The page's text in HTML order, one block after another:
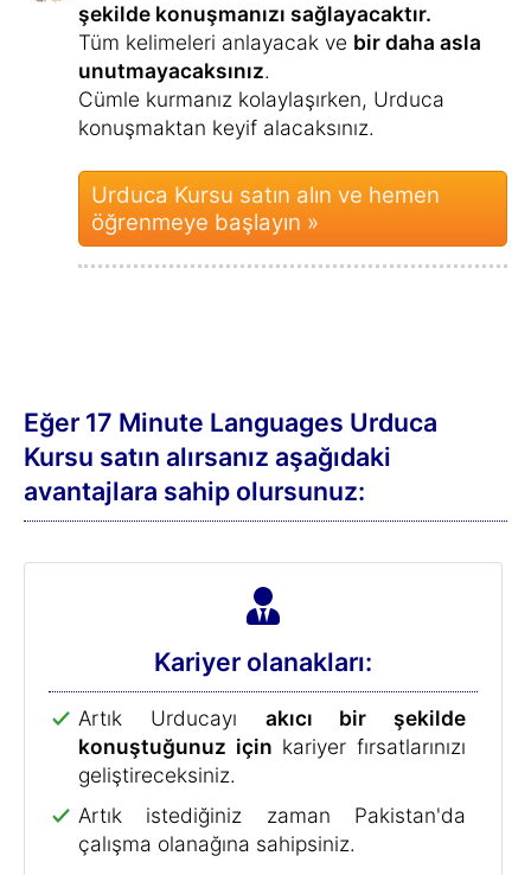
şekilde konuşmanızı sağlayacaktır.
Tüm kelimeleri anlayacak ve bir daha asla
unutmayacaksınız.
Cümle kurmanız kolaylaşırken, Urduca
konuşmaktan keyif alacaksınız.
Urduca Kursu satın alın ve hemen
öğrenmeye başlayın »
Eğer 17 Minute Languages Urduca
Kursu satın alırsanız aşağıdaki
avantajlara sahip olursunuz:
Kariyer olanakları:
Artık Urducayı akıcı bir şekilde
konuştuğunuz için kariyer fırsatlarınızı
geliştireceksiniz.
Artık istediğiniz zaman Pakistan'da
çalışma olanağına sahipsiniz.